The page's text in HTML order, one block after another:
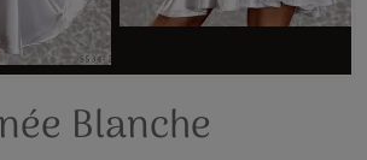
Blanche